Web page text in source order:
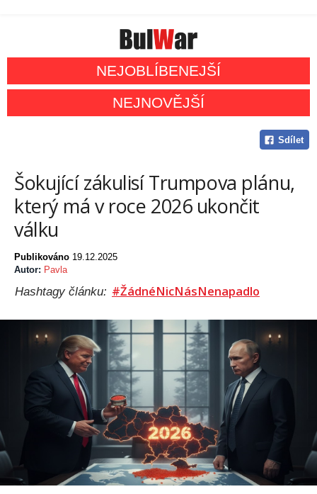
NEJOBLÍBENEJŠÍ
NEJNOVĚJŠÍ
Sdílet
Šokující zákulisí Trumpova plánu,
který má v roce 2026 ukončit
válku
Publikováno 19.12.2025
Autor: Pavla
Hashtagy článku: #ŽádnéNicNásNenapadlo